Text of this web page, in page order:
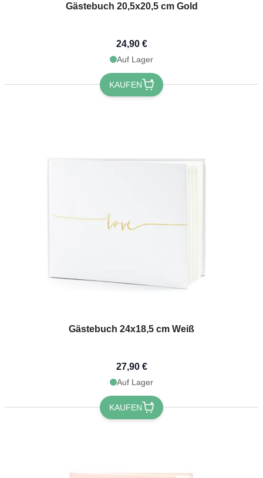
Gästebuch 20,5x20,5 cm Gold
24,90 €
Auf Lager
KAUFEN
Gästebuch 24x18,5 cm Weiß
27,90 €
Auf Lager
KAUFEN